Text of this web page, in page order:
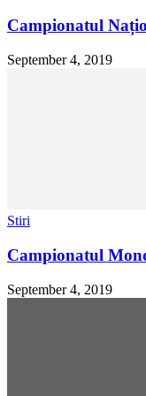
Campionatul
September 4, 2019
Stiri
Campionatul
September 4, 2019